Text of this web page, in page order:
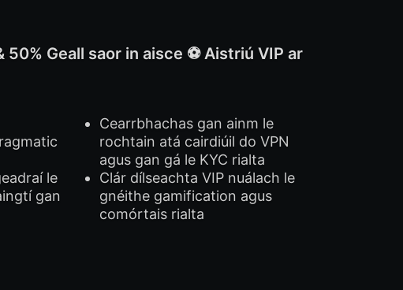
Geall saor in aisce ⚽️ Aistriú VIP ar
le
gan
Cearrbhachas gan ainm le
rochtain atá cairdiúil do VPN
agus gan gá le KYC rialta
Clár dílseachta VIP nuálach le
gnéithe gamification agus
comórtais rialta